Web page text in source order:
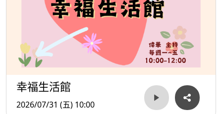
幸福生活館
2026/07/31 (五) 10:00